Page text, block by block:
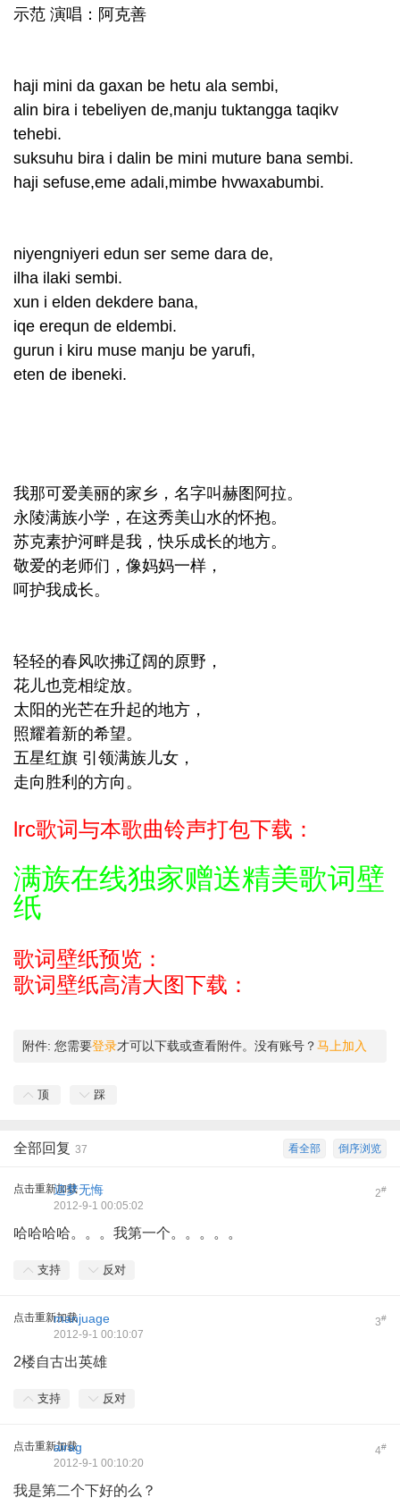
示范 演唱：阿克善
haji mini da gaxan be hetu ala sembi,
alin bira i tebeliyen de,manju tuktangga taqikv
tehebi.
suksuhu bira i dalin be mini muture bana sembi.
haji sefuse,eme adali,mimbe hvwaxabumbi.
niyengniyeri edun ser seme dara de,
ilha ilaki sembi.
xun i elden dekdere bana,
iqe erequn de eldembi.
gurun i kiru muse manju be yarufi,
eten de ibeneki.
我那可爱美丽的家乡，名字叫赫图阿拉。
永陵满族小学，在这秀美山水的怀抱。
苏克素护河畔是我，快乐成长的地方。
敬爱的老师们，像妈妈一样，
呵护我成长。
轻轻的春风吹拂辽阔的原野，
花儿也竞相绽放。
太阳的光芒在升起的地方，
照耀着新的希望。
五星红旗 引领满族儿女，
走向胜利的方向。
lrc歌词与本歌曲铃声打包下载：
满族在线独家赠送精美歌词壁
纸
歌词壁纸预览：
歌词壁纸高清大图下载：
附件: 您需要登录才可以下载或查看附件。没有账号？马上加入
顶 踩
倒序浏览
看全部
全部回复 37
点击重新加载 2#
追梦无悔
2012-9-1 00:05:02
哈哈哈哈。。。我第一个。。。。。
支持 反对
点击重新加载 3#
manjuage
2012-9-1 00:10:07
2楼自古出英雄
支持 反对
点击重新加载 4#
airag
2012-9-1 00:10:20
我是第二个下好的么？